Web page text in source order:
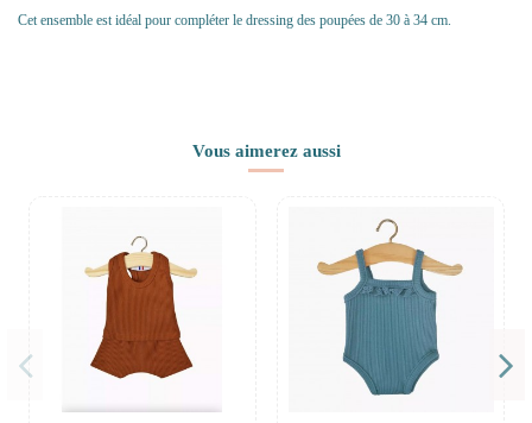
Cet ensemble est idéal pour compléter le dressing des poupées de 30 à 34 cm.
Vous aimerez aussi